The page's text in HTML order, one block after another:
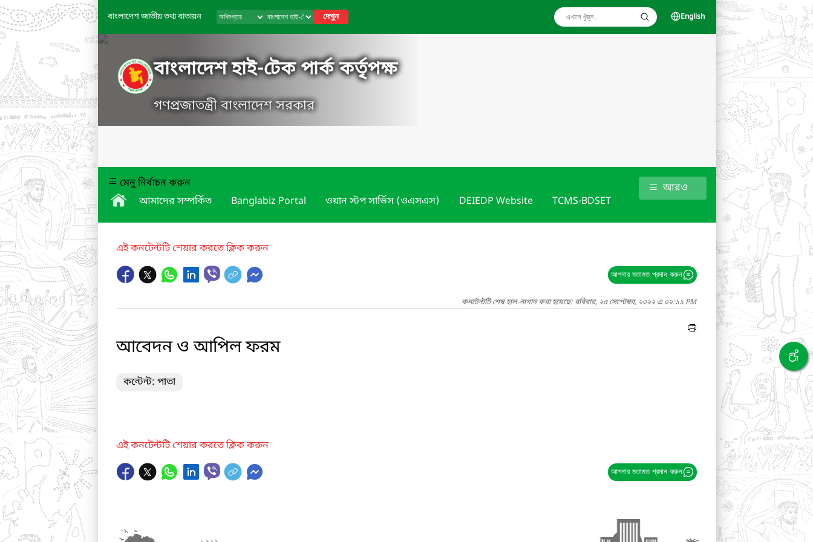
বাংলাদেশ জাতীয় তথ্য বাতায়ন দেখুন English
বাংলাদেশ হাই-টেক পার্ক কর্তৃপক্ষ
গণপ্রজাতন্ত্রী বাংলাদেশ সরকার
মেনু নির্বাচন করুন
আমাদের সম্পর্কিত
Banglabiz Portal ওয়ান স্টপ সার্ভিস (ওএসএস) DEIEDP Website TCMS-BDSET
আরও
এই কনটেন্টটি শেয়ার করতে ক্লিক করুন
আপনার মতামত প্রদান করুন
কনটেন্টটি শেষ হাল-নাগাদ করা হয়েছে: রবিবার, ২৫ সেপ্টেম্বর, ২০২২ এ ০২:১১ PM
আবেদন ও আপিল ফরম
কন্টেন্ট: পাতা
এই কনটেন্টটি শেয়ার করতে ক্লিক করুন
আপনার মতামত প্রদান করুন